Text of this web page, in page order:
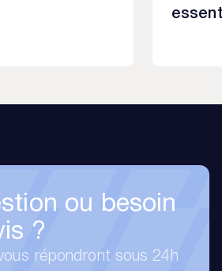
ou besoin
?
répondront sous 24h